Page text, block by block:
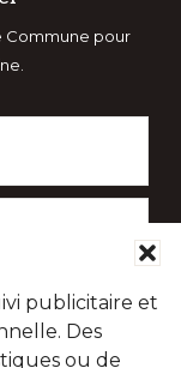
publicitaire et
Des
ou de
Commune pour